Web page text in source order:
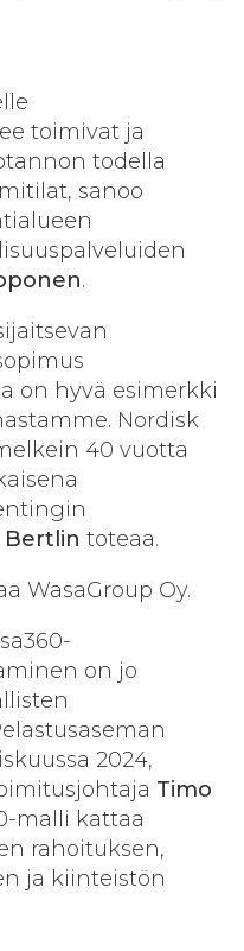
toimivat ja
todella
sanoo
.
on hyvä esimerkki
Nordisk
40 vuotta
Bertlin toteaa.
WasaGroup Oy.
on jo
2024,
Timo
malli kattaa
rahoituksen,
ja kiinteistön